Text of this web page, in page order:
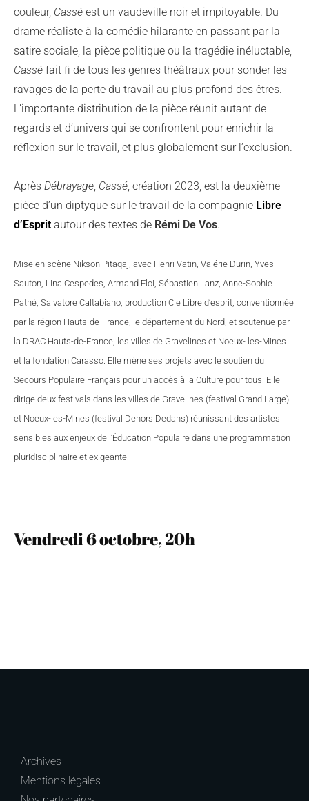
couleur, Cassé est un vaudeville noir et impitoyable. Du
drame réaliste à la comédie hilarante en passant par la
satire sociale, la pièce politique ou la tragédie inéluctable,
Cassé fait fi de tous les genres théâtraux pour sonder les
ravages de la perte du travail au plus profond des êtres.
L’importante distribution de la pièce réunit autant de
regards et d’univers qui se confrontent pour enrichir la
réflexion sur le travail, et plus globalement sur l’exclusion.
Après Débrayage, Cassé, création 2023, est la deuxième
pièce d’un diptyque sur le travail de la compagnie Libre
d’Esprit autour des textes de Rémi De Vos.
Mise en scène Nikson Pitaqaj, avec Henri Vatin, Valérie Durin, Yves
Sauton, Lina Cespedes, Armand Eloi, Sébastien Lanz, Anne-Sophie
Pathé, Salvatore Caltabiano, production Cie Libre d’esprit, conventionnée
par la région Hauts-de-France, le département du Nord, et soutenue par
la DRAC Hauts-de-France, les villes de Gravelines et Noeux- les-Mines
et la fondation Carasso. Elle mène ses projets avec le soutien du
Secours Populaire Français pour un accès à la Culture pour tous. Elle
dirige deux festivals dans les villes de Gravelines (festival Grand Large)
et Noeux-les-Mines (festival Dehors Dedans) réunissant des artistes
sensibles aux enjeux de l’Éducation Populaire dans une programmation
pluridisciplinaire et exigeante.
Vendredi 6 octobre, 20h
Archives
Mentions légales